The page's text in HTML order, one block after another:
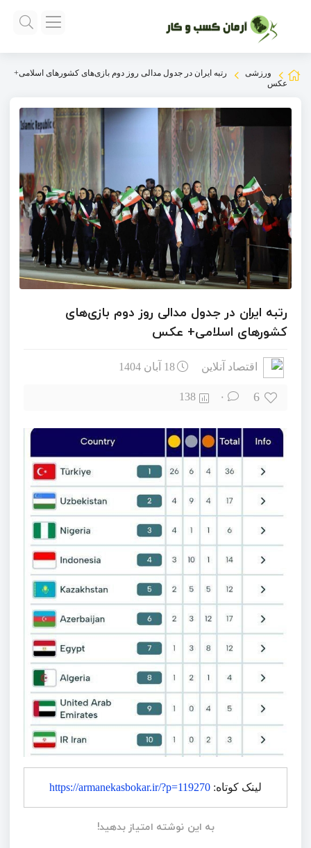
ورزشی
رتبه ایران در جدول مدالی روز دوم بازی‌های کشور‌های اسلامی+
عکس
رتبه ایران در جدول مدالی روز دوم بازی‌های
کشور‌های اسلامی+ عکس
اقتصاد آنلاین 18 آبان 1404
6 ۰ 138
لینک کوتاه: https://armanekasbokar.ir/?p=119270
به این نوشته امتیاز بدهید!